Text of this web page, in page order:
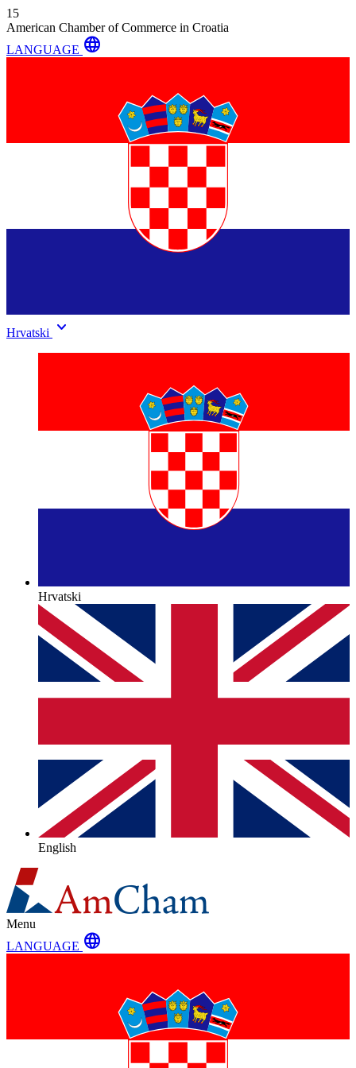
15
American Chamber of Commerce in Croatia
LANGUAGE language
Hrvatski keyboard_arrow_down
Hrvatski
English
Menu
LANGUAGE language